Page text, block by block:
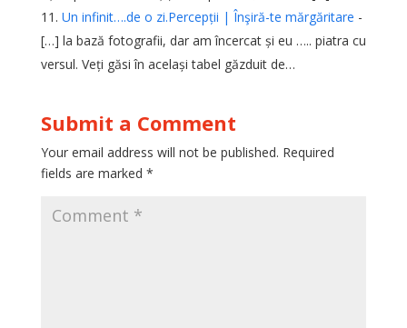
Un infinit….de o zi.Percepții | Înşiră-te mărgăritare -
[…] la bază fotografii, dar am încercat și eu ….. piatra cu
versul. Veți găsi în același tabel găzduit de…
Submit a Comment
Your email address will not be published. Required
fields are marked *